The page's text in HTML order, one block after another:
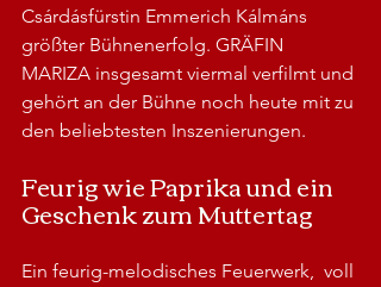
Csárdásfürstin Emmerich Kálmáns
größter Bühnenerfolg. GRÄFIN
MARIZA insgesamt viermal verfilmt und
gehört an der Bühne noch heute mit zu
den beliebtesten Inszenierungen.
Feurig wie Paprika und ein
Geschenk zum Muttertag
Ein feurig-melodisches Feuerwerk,  voll